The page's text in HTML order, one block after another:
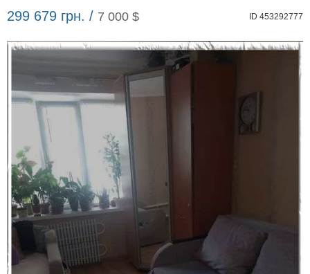
299 679 грн. / 7 000 $ ID 453292777